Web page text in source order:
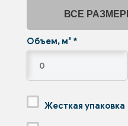
ВСЕ
Объем, м³ *
Жесткая упаковка